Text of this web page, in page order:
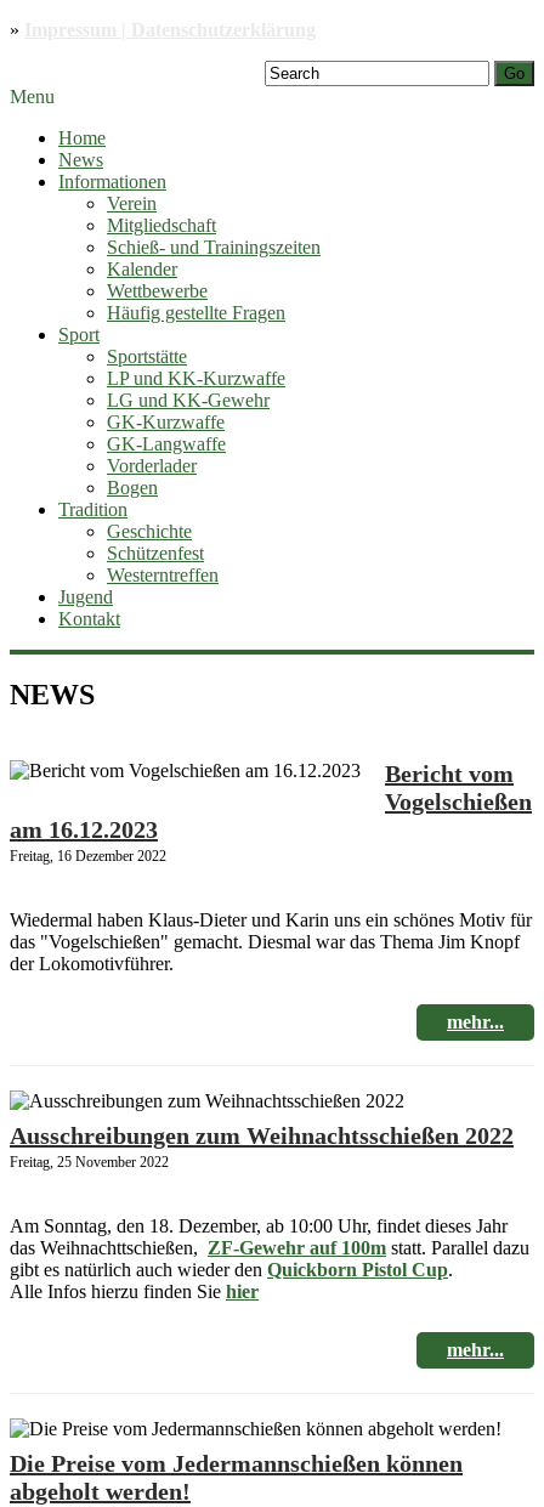
»
Go
Menu
Home
News
Informationen
Verein
Mitgliedschaft
Schieß- und Trainingszeiten
Kalender
Wettbewerbe
Häufig gestellte Fragen
Sport
Sportstätte
LP und KK-Kurzwaffe
LG und KK-Gewehr
GK-Kurzwaffe
GK-Langwaffe
Vorderlader
Bogen
Tradition
Geschichte
Schützenfest
Westerntreffen
Jugend
Kontakt
NEWS
Bericht vom
Vogelschießen
am 16.12.2023
Freitag, 16 Dezember 2022
Wiedermal haben Klaus-Dieter und Karin uns ein schönes Motiv für
das "Vogelschießen" gemacht. Diesmal war das Thema Jim Knopf
der Lokomotivführer.
mehr...
Ausschreibungen zum Weihnachtsschießen 2022
Freitag, 25 November 2022
Am Sonntag, den 18. Dezember, ab 10:00 Uhr, findet dieses Jahr
das Weihnachttschießen, ZF-Gewehr auf 100m statt. Parallel dazu
gibt es natürlich auch wieder den Quickborn Pistol Cup.
Alle Infos hierzu finden Sie hier
mehr...
Die Preise vom Jedermannschießen können
abgeholt werden!